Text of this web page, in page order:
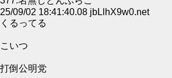
25/09/02 18:41:40.08 jbLlhX9w0.net
くるってる
こいつ
打倒公明党